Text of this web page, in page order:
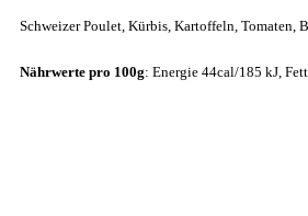
Schweizer Poulet, Kürbis, Kartoffeln, Tomaten,
Nährwerte pro 100g: Energie 44cal/185 kJ,